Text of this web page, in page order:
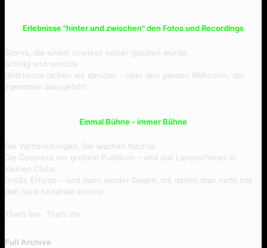
Scheissegal
Erlebnisse "hinter und zwischen" den Fotos und Recordings
Storys, die einem sowieso keiner glauben würde.
Schräg und verrück
Und heute lachen wir darüber – über den ganzen Wahnsinn, der
irgendwie dazugehört.
Einmal Bühne - immer Bühne
Die Vorbereitungen. Die wachen Nächte.
Die Coolness vor großem Publikum – und das Lampenfieber in
kleinen Clubs.
Große Erfolge – und dann wieder Gagen, mit denen man nicht mal
den Sprit bezahlen konnte.
That’s live. That’s life.
Full Archive